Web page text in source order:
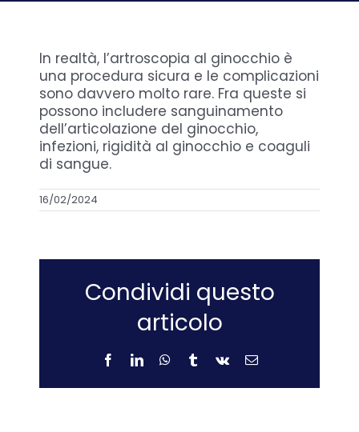
In realtà, l’artroscopia al ginocchio è
una procedura sicura e le complicazioni
sono davvero molto rare. Fra queste si
possono includere sanguinamento
dell’articolazione del ginocchio,
infezioni, rigidità al ginocchio e coaguli
di sangue.
16/02/2024
Condividi questo
articolo
FacebookLinkedInWhatsApp
TumblrVk Email